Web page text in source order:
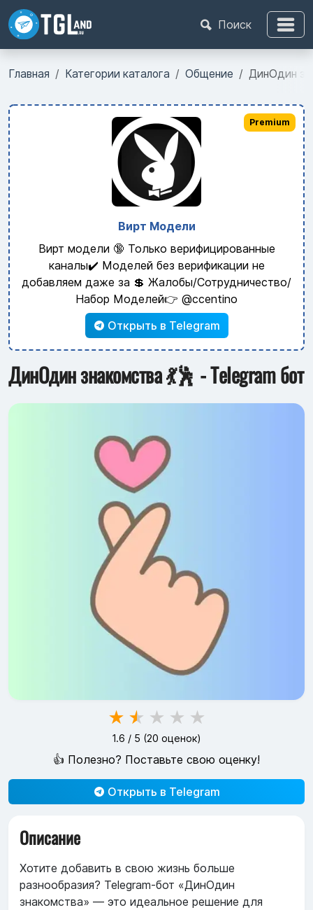
Поиск
Главная Категории каталога Общение ДинОдин
Вирт Модели
Вирт модели 🔞 Только верифицированные
каналы✔️ Моделей без верификации не
добавляем даже за 💲 Жалобы/Сотрудничество/
Набор Моделей👉 @ccentino
Открыть в Telegram
Premium
ДинОдин знакомства 💃🕺 - Telegram бот
★ ★ ★ ★ ★
1.6 / 5 (20 оценок)
👍 Полезно? Поставьте свою оценку!
Открыть в Telegram
Описание
Хотите добавить в свою жизнь больше
разнообразия? Telegram-бот «ДинОдин
знакомства» — это идеальное решение для